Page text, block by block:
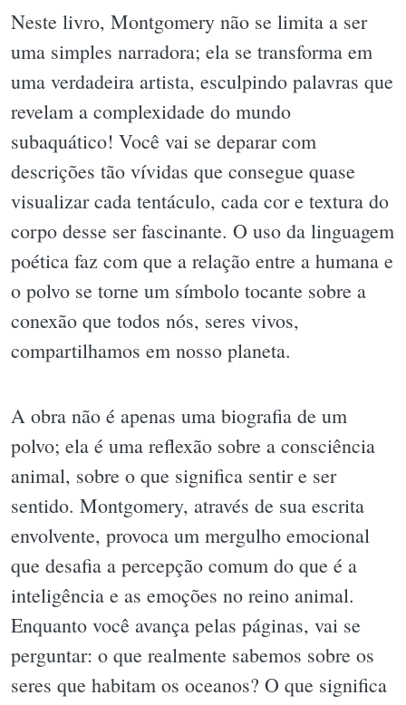
Neste livro, Montgomery não se limita a ser
uma simples narradora; ela se transforma em
uma verdadeira artista, esculpindo palavras que
revelam a complexidade do mundo
subaquático! Você vai se deparar com
descrições tão vívidas que consegue quase
visualizar cada tentáculo, cada cor e textura do
corpo desse ser fascinante. O uso da linguagem
poética faz com que a relação entre a humana e
o polvo se torne um símbolo tocante sobre a
conexão que todos nós, seres vivos,
compartilhamos em nosso planeta.
A obra não é apenas uma biografia de um
polvo; ela é uma reflexão sobre a consciência
animal, sobre o que significa sentir e ser
sentido. Montgomery, através de sua escrita
envolvente, provoca um mergulho emocional
que desafia a percepção comum do que é a
inteligência e as emoções no reino animal.
Enquanto você avança pelas páginas, vai se
perguntar: o que realmente sabemos sobre os
seres que habitam os oceanos? O que significa